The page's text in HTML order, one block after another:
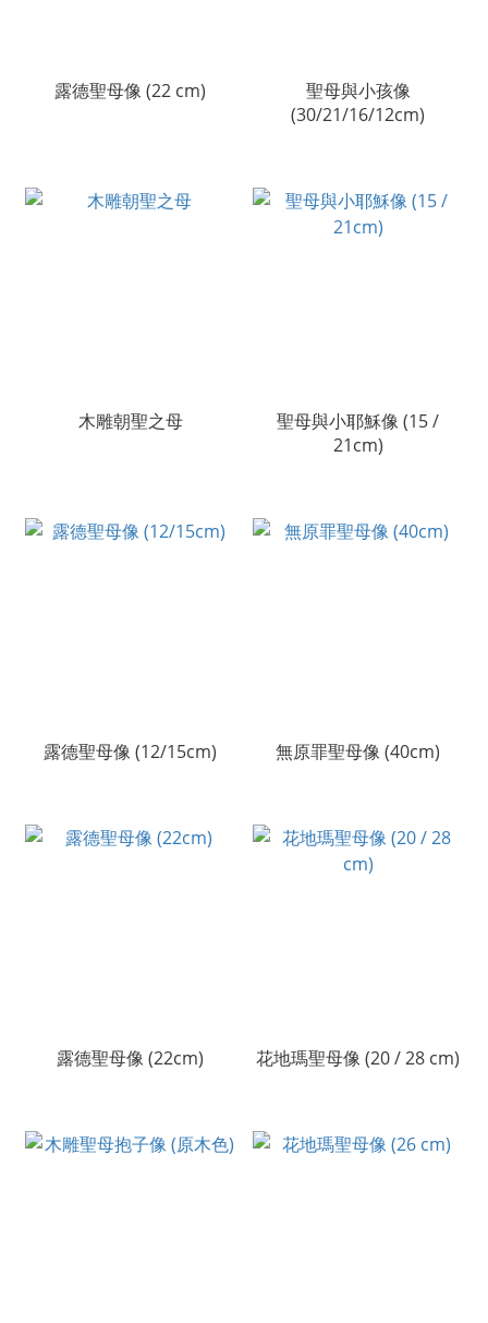
露德聖母像 (22 cm)
聖母與小孩像
(30/21/16/12cm)
木雕朝聖之母
聖母與小耶穌像 (15 /
21cm)
露德聖母像 (12/15cm) 無原罪聖母像 (40cm)
露德聖母像 (22cm) 花地瑪聖母像 (20 / 28 cm)